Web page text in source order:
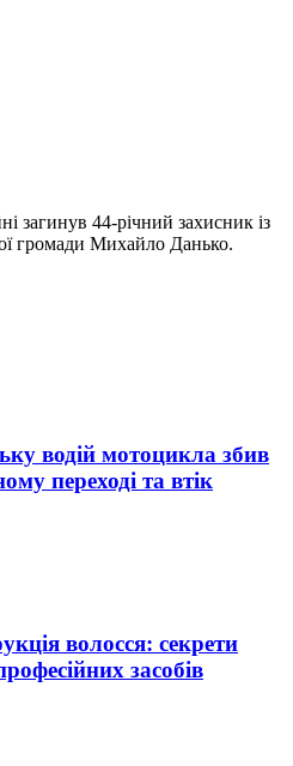
загинув 44-річний захисник із
громади Михайло Данько.
водій мотоцикла збив
переході та втік
волосся: секрети
засобів